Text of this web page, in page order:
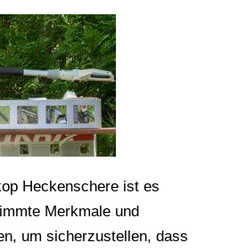
Heckenschere ist es
Merkmale und
um sicherzustellen, dass